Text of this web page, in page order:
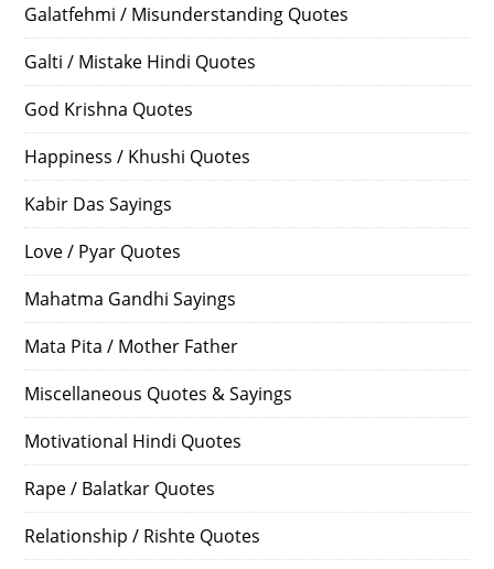
Galatfehmi / Misunderstanding Quotes
Galti / Mistake Hindi Quotes
God Krishna Quotes
Happiness / Khushi Quotes
Kabir Das Sayings
Love / Pyar Quotes
Mahatma Gandhi Sayings
Mata Pita / Mother Father
Miscellaneous Quotes & Sayings
Motivational Hindi Quotes
Rape / Balatkar Quotes
Relationship / Rishte Quotes